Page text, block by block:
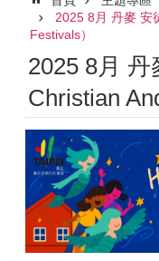
2025 8月 丹麥 安
Festivals）
2025 8月
Christian